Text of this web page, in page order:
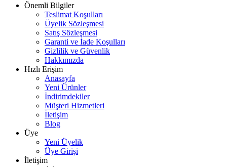
Önemli Bilgiler
Teslimat Koşulları
Üyelik Sözleşmesi
Satış Sözleşmesi
Garanti ve İade Koşulları
Gizlilik ve Güvenlik
Hakkımızda
Hızlı Erişim
Anasayfa
Yeni Ürünler
İndirimdekiler
Müşteri Hizmetleri
İletişim
Blog
Üye
Yeni Üyelik
Üye Girişi
İletişim